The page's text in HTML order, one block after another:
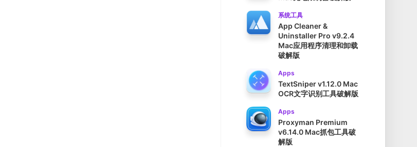
系统工具
App Cleaner &
Uninstaller Pro v9.2.4
Mac应用程序清理和卸载
破解版
Apps
TextSniper v1.12.0 Mac
OCR文字识别工具破解版
Apps
Proxyman Premium
v6.14.0 Mac抓包工具破
解版